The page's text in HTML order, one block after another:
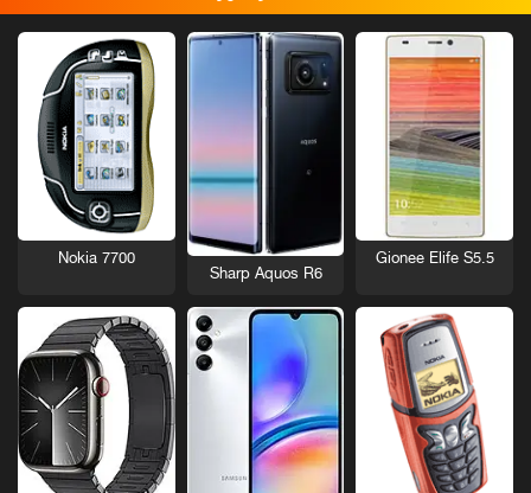
Gionee Elife S5.5
Sharp Aquos R6
Nokia 7700